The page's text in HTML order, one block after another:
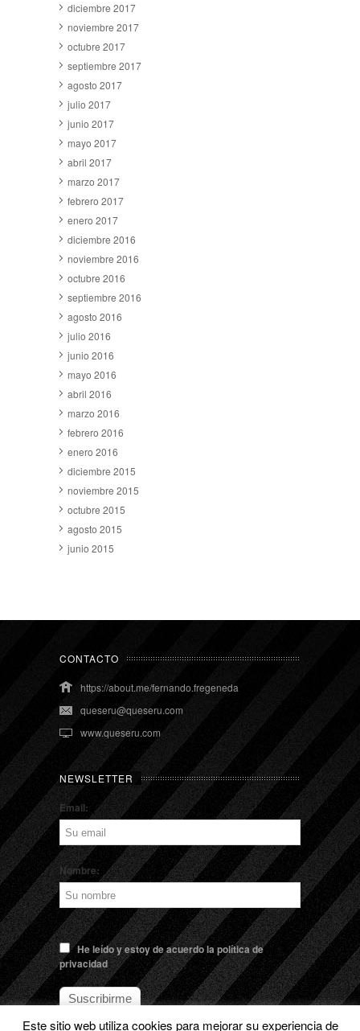
diciembre 2017
noviembre 2017
octubre 2017
septiembre 2017
agosto 2017
julio 2017
junio 2017
mayo 2017
abril 2017
marzo 2017
febrero 2017
enero 2017
diciembre 2016
noviembre 2016
octubre 2016
septiembre 2016
agosto 2016
julio 2016
junio 2016
mayo 2016
abril 2016
marzo 2016
febrero 2016
enero 2016
diciembre 2015
noviembre 2015
octubre 2015
agosto 2015
junio 2015
CONTACTO
https://about.me/fernando.fregeneda
queseru@queseru.com
www.queseru.com
NEWSLETTER
Email:
Nombre:
He leído y estoy de acuerdo la política de
privacidad
Este sitio web utiliza cookies para mejorar su experiencia de